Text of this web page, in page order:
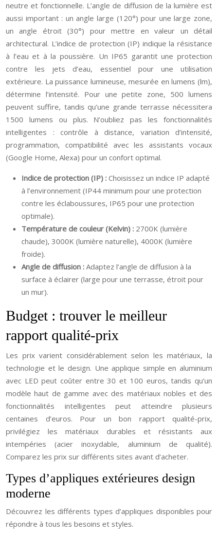
neutre et fonctionnelle. L’angle de diffusion de la lumière est
aussi important : un angle large (120°) pour une large zone,
un angle étroit (30°) pour mettre en valeur un détail
architectural. L’indice de protection (IP) indique la résistance
à l’eau et à la poussière. Un IP65 garantit une protection
contre les jets d’eau, essentiel pour une utilisation
extérieure. La puissance lumineuse, mesurée en lumens (lm),
détermine l’intensité. Pour une petite zone, 500 lumens
peuvent suffire, tandis qu’une grande terrasse nécessitera
1500 lumens ou plus. N’oubliez pas les fonctionnalités
intelligentes : contrôle à distance, variation d’intensité,
programmation, compatibilité avec les assistants vocaux
(Google Home, Alexa) pour un confort optimal.
Indice de protection (IP) : Choisissez un indice IP adapté
à l’environnement (IP44 minimum pour une protection
contre les éclaboussures, IP65 pour une protection
optimale).
Température de couleur (Kelvin) : 2700K (lumière
chaude), 3000K (lumière naturelle), 4000K (lumière
froide).
Angle de diffusion : Adaptez l’angle de diffusion à la
surface à éclairer (large pour une terrasse, étroit pour
un mur).
Budget : trouver le meilleur
rapport qualité-prix
Les prix varient considérablement selon les matériaux, la
technologie et le design. Une applique simple en aluminium
avec LED peut coûter entre 30 et 100 euros, tandis qu’un
modèle haut de gamme avec des matériaux nobles et des
fonctionnalités intelligentes peut atteindre plusieurs
centaines d’euros. Pour un bon rapport qualité-prix,
privilégiez les matériaux durables et résistants aux
intempéries (acier inoxydable, aluminium de qualité).
Comparez les prix sur différents sites avant d’acheter.
Types d’appliques extérieures design
moderne
Découvrez les différents types d’appliques disponibles pour
répondre à tous les besoins et styles.